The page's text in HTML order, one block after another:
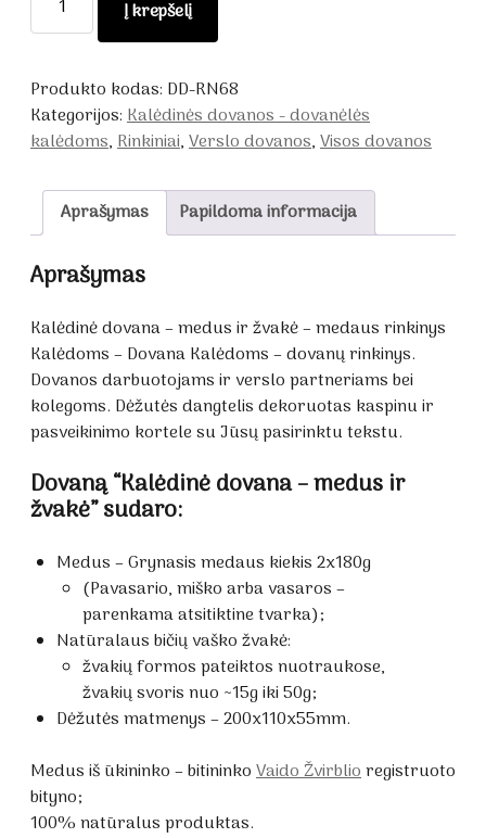
kiekis:
-
medus
ir
Į krepšelį
Produkto kodas: DD-RN68
Kategorijos:Kalėdinės dovanos - dovanėlės
kalėdoms,Rinkiniai,Verslo dovanos,Visos dovanos
Aprašymas Papildoma informacija
Aprašymas
Kalėdinė dovana – medus ir žvakė – medaus rinkinys
Kalėdoms – Dovana Kalėdoms – dovanų rinkinys.
Dovanos darbuotojams ir verslo partneriams bei
kolegoms. Dėžutės dangtelis dekoruotas kaspinu ir
pasveikinimo kortele su Jūsų pasirinktu tekstu.
Dovaną “Kalėdinė dovana – medus ir
žvakė” sudaro:
Medus – Grynasis medaus kiekis 2x180g
(Pavasario, miško arba vasaros –
parenkama atsitiktine tvarka);
Natūralaus bičių vaško žvakė:
žvakių formos pateiktos nuotraukose,
žvakių svoris nuo ~15g iki 50g;
Dėžutės matmenys – 200x110x55mm.
Medus iš ūkininko – bitininkoVaido Žvirblioregistruoto
bityno;
100% natūralus produktas.